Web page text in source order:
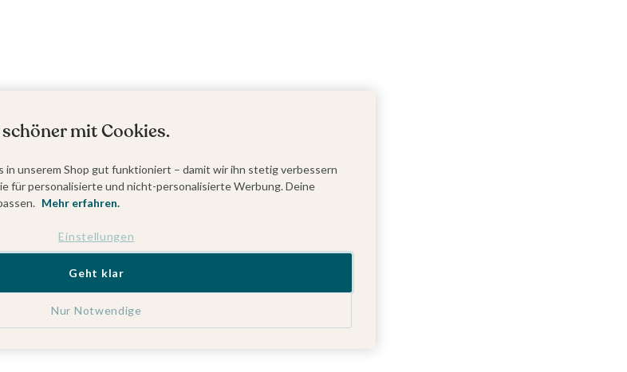
mit Cookies.
in unserem Shop gut funktioniert – damit wir ihn stetig verbessern
für personalisierte und nicht-personalisierte Werbung. Deine
Mehr erfahren.
Einstellungen
Nur Notwendige
Geht klar